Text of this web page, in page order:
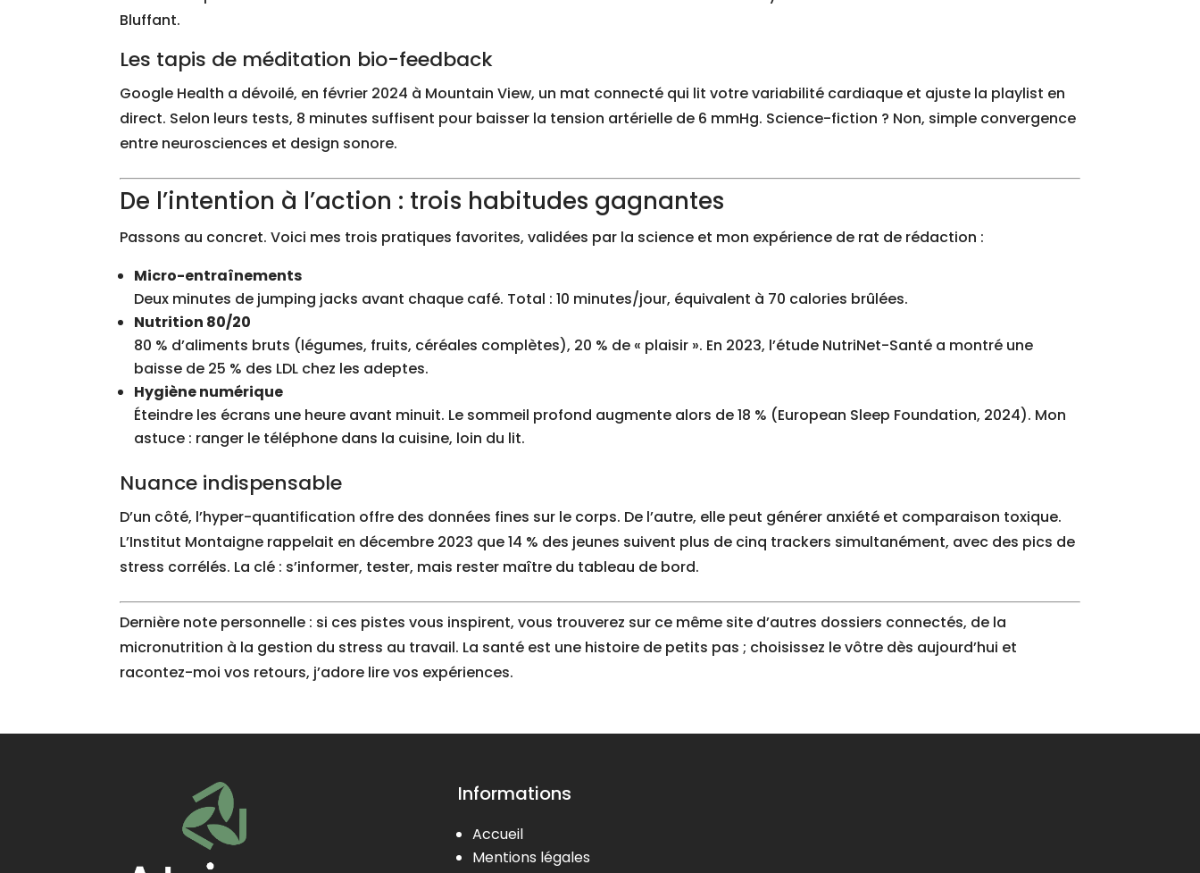
Bluffant.
Les tapis de méditation bio-feedback
Google Health a dévoilé, en février 2024 à Mountain View, un mat connecté qui lit votre variabilité cardiaque et ajuste la playlist en
direct. Selon leurs tests, 8 minutes suffisent pour baisser la tension artérielle de 6 mmHg. Science-fiction ? Non, simple convergence
entre neurosciences et design sonore.
De l’intention à l’action : trois habitudes gagnantes
Passons au concret. Voici mes trois pratiques favorites, validées par la science et mon expérience de rat de rédaction :
Micro-entraînements
Deux minutes de jumping jacks avant chaque café. Total : 10 minutes/jour, équivalent à 70 calories brûlées.
Nutrition 80/20
80 % d’aliments bruts (légumes, fruits, céréales complètes), 20 % de « plaisir ». En 2023, l’étude NutriNet-Santé a montré une
baisse de 25 % des LDL chez les adeptes.
Hygiène numérique
Éteindre les écrans une heure avant minuit. Le sommeil profond augmente alors de 18 % (European Sleep Foundation, 2024). Mon
astuce : ranger le téléphone dans la cuisine, loin du lit.
Nuance indispensable
D’un côté, l’hyper-quantification offre des données fines sur le corps. De l’autre, elle peut générer anxiété et comparaison toxique.
L’Institut Montaigne rappelait en décembre 2023 que 14 % des jeunes suivent plus de cinq trackers simultanément, avec des pics de
stress corrélés. La clé : s’informer, tester, mais rester maître du tableau de bord.
Dernière note personnelle : si ces pistes vous inspirent, vous trouverez sur ce même site d’autres dossiers connectés, de la
micronutrition à la gestion du stress au travail. La santé est une histoire de petits pas ; choisissez le vôtre dès aujourd’hui et
racontez-moi vos retours, j’adore lire vos expériences.
Informations
Accueil
Mentions légales